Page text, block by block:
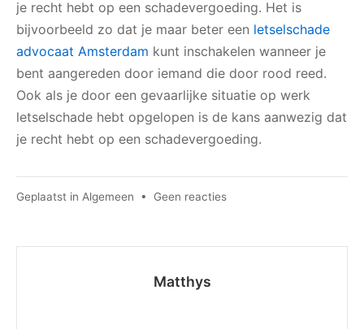
je recht hebt op een schadevergoeding. Het is
bijvoorbeeld zo dat je maar beter een letselschade
advocaat Amsterdam kunt inschakelen wanneer je
bent aangereden door iemand die door rood reed.
Ook als je door een gevaarlijke situatie op werk
letselschade hebt opgelopen is de kans aanwezig dat
je recht hebt op een schadevergoeding.
Geplaatst in Algemeen • Geen reactiesop
Matthys